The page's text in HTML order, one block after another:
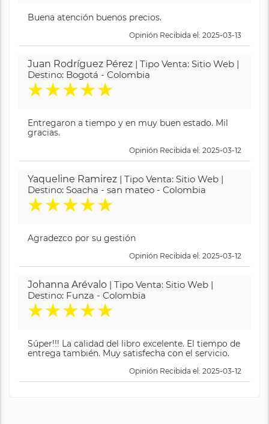
Buena atención buenos precios.
Opinión Recibida el: 2025-03-13
Juan Rodríguez Pérez | Tipo Venta: Sitio Web |
Destino: Bogotá - Colombia
★★★★★
Entregaron a tiempo y en muy buen estado. Mil
gracias.
Opinión Recibida el: 2025-03-12
Yaqueline Ramirez | Tipo Venta: Sitio Web |
Destino: Soacha - san mateo - Colombia
★★★★★
Agradezco por su gestión
Opinión Recibida el: 2025-03-12
Johanna Arévalo | Tipo Venta: Sitio Web |
Destino: Funza - Colombia
★★★★★
Súper!!! La calidad del libro excelente. El tiempo de
entrega también. Muy satisfecha con el servicio.
Opinión Recibida el: 2025-03-12